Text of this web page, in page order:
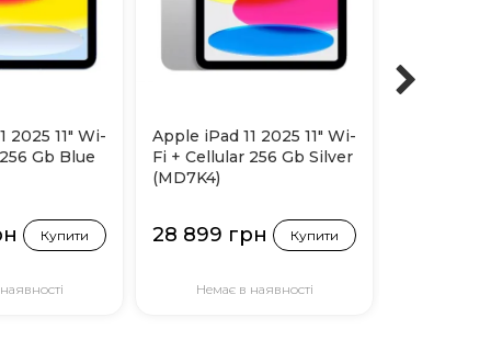
2025 11" Wi-
Gb Blue
Купити
Apple iPad 11 2025 11" Wi-
Fi + Cellular 256 Gb Silver
(MD7K4)
28 899 грн Купити
Немає в наявності